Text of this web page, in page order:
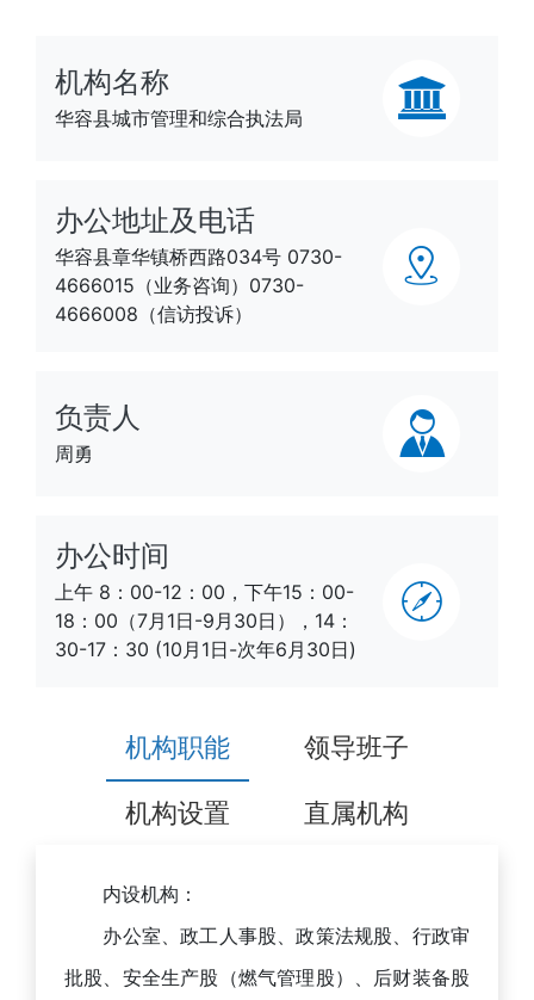
机构名称
华容县城市管理和综合执法局
办公地址及电话
华容县章华镇桥西路034号 0730-
4666015（业务咨询）0730-
4666008（信访投诉）
负责人
周勇
办公时间
上午 8：00-12：00，下午15：00-
18：00（7月1日-9月30日），14：
30-17：30 (10月1日-次年6月30日)
机构职能 领导班子
机构设置 直属机构
内设机构：
办公室、政工人事股、政策法规股、行政审
批股、安全生产股（燃气管理股）、后财装备股